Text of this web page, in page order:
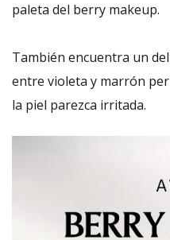
paleta del berry makeup.
También encuentra un
entre violeta y marrón
la piel parezca irritada.